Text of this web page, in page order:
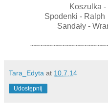
Koszulka
Spodenki -
Sandały -
Tara_Edyta at 10.7.14
Udostępnij